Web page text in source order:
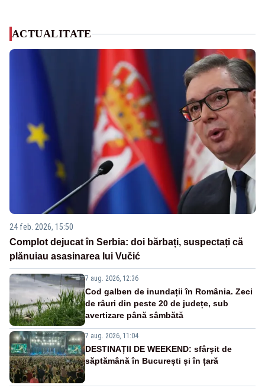
ACTUALITATE
24 feb. 2026, 15:50
Complot dejucat în Serbia: doi bărbați, suspectați că
plănuiau asasinarea lui Vučić
7 aug. 2026, 12:36
Cod galben de inundații în România. Zeci
de râuri din peste 20 de județe, sub
avertizare până sâmbătă
7 aug. 2026, 11:04
DESTINAȚII DE WEEKEND: sfârșit de
săptămână în București și în țară